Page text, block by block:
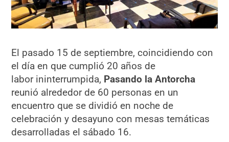
El pasado 15 de septiembre, coincidiendo con
el día en que cumplió 20 años de
labor ininterrumpida, Pasando la Antorcha
reunió alrededor de 60 personas en un
encuentro que se dividió en noche de
celebración y desayuno con mesas temáticas
desarrolladas el sábado 16.